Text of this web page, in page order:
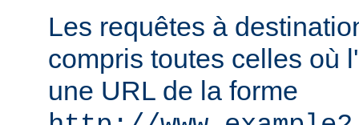
Les requêtes à
compris toutes celles où
une URL de la forme